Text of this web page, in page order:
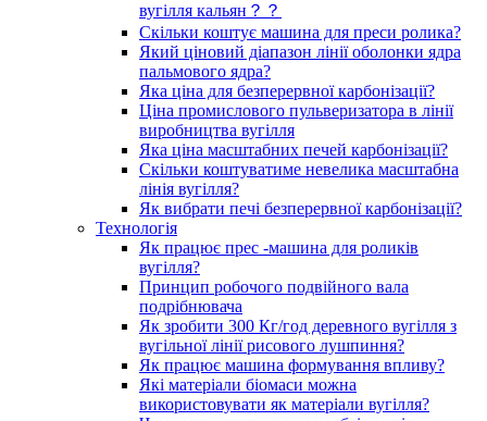
вугілля кальян？？
Скільки коштує машина для преси ролика?
Який ціновий діапазон лінії оболонки ядра
пальмового ядра?
Яка ціна для безперервної карбонізації?
Ціна промислового пульверизатора в лінії
виробництва вугілля
Яка ціна масштабних печей карбонізації?
Скільки коштуватиме невелика масштабна
лінія вугілля?
Як вибрати печі безперервної карбонізації?
Технологія
Як працює прес -машина для роликів
вугілля?
Принцип робочого подвійного вала
подрібнювача
Як зробити 300 Кг/год деревного вугілля з
вугільної лінії рисового лушпиння?
Як працює машина формування впливу?
Які матеріали біомаси можна
використовувати як матеріали вугілля?